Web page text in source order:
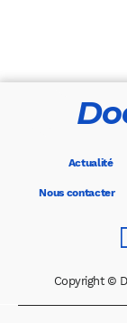
Actualité
Nous contacter
Copyright ©